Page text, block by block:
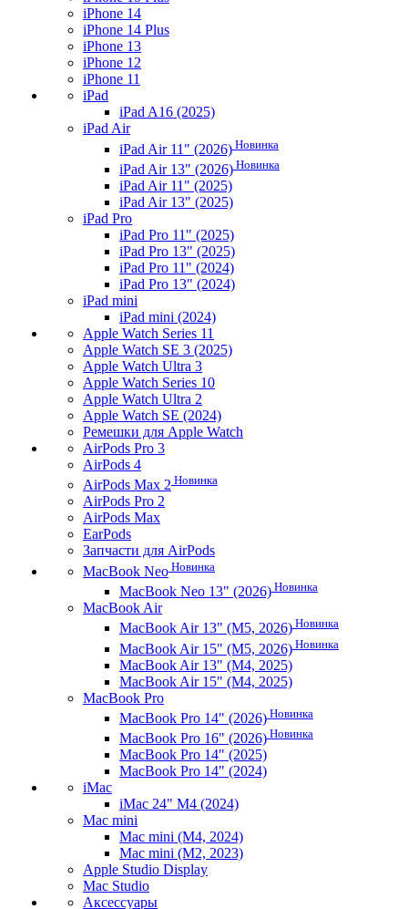
iPhone 14
iPhone 14 Plus
iPhone 13
iPhone 12
iPhone 11
iPad
iPad A16 (2025)
iPad Air
iPad Air 11" (2026) Новинка
iPad Air 13" (2026) Новинка
iPad Air 11" (2025)
iPad Air 13" (2025)
iPad Pro
iPad Pro 11" (2025)
iPad Pro 13" (2025)
iPad Pro 11" (2024)
iPad Pro 13" (2024)
iPad mini
iPad mini (2024)
Apple Watch Series 11
Apple Watch SE 3 (2025)
Apple Watch Ultra 3
Apple Watch Series 10
Apple Watch Ultra 2
Apple Watch SE (2024)
Ремешки для Apple Watch
AirPods Pro 3
AirPods 4
AirPods Max 2 Новинка
AirPods Pro 2
AirPods Max
EarPods
Запчасти для AirPods
MacBook Neo Новинка
MacBook Neo 13" (2026) Новинка
MacBook Air
MacBook Air 13" (M5, 2026) Новинка
MacBook Air 15" (M5, 2026) Новинка
MacBook Air 13" (M4, 2025)
MacBook Air 15" (M4, 2025)
MacBook Pro
MacBook Pro 14" (2026) Новинка
MacBook Pro 16" (2026) Новинка
MacBook Pro 14" (2025)
MacBook Pro 14" (2024)
iMac
iMac 24" M4 (2024)
Mac mini
Mac mini (M4, 2024)
Mac mini (M2, 2023)
Apple Studio Display
Mac Studio
Аксессуары